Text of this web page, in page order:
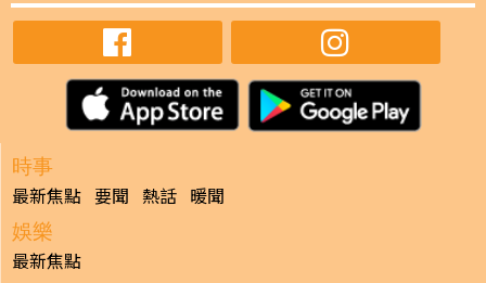
時事
最新焦點 要聞 熱話 暖聞
娛樂
最新焦點